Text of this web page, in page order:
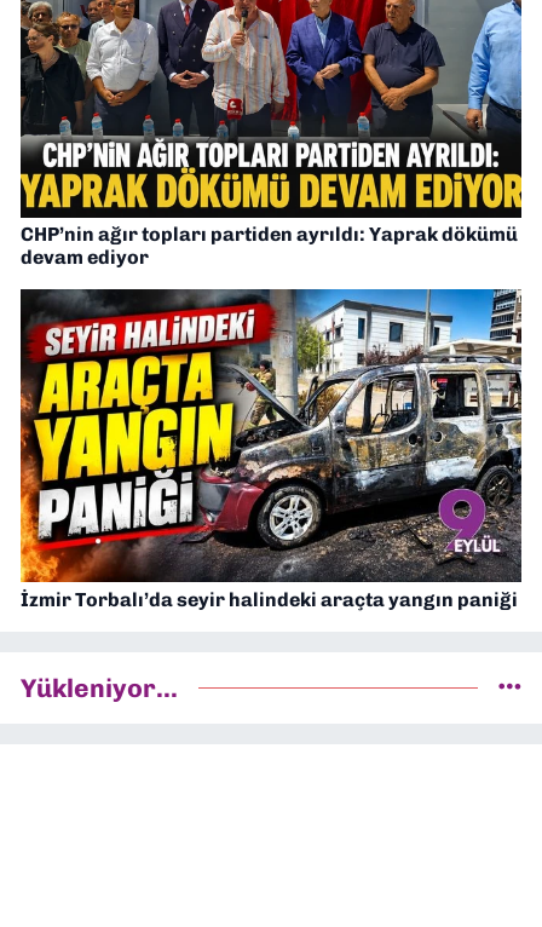
CHP’nin ağır topları partiden ayrıldı: Yaprak dökümü
devam ediyor
İzmir Torbalı’da seyir halindeki araçta yangın paniği
Yükleniyor...